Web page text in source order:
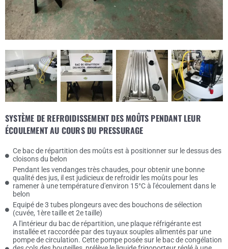
SYSTÈME DE REFROIDISSEMENT DES MOÛTS PENDANT LEUR
ÉCOULEMENT AU COURS DU PRESSURAGE
Ce bac de répartition des moûts est à positionner sur le dessus des
cloisons du belon
Pendant les vendanges très chaudes, pour obtenir une bonne
qualité des jus, il est judicieux de refroidir les moûts pour les
ramener à une température d'environ 15°C à l'écoulement dans le
belon
Equipé de 3 tubes plongeurs avec des bouchons de sélection
(cuvée, 1ère taille et 2e taille)
A l'intérieur du bac de répartition, une plaque réfrigérante est
installée et raccordée par des tuyaux souples alimentés par une
pompe de circulation. Cette pompe posée sur le bac de congélation